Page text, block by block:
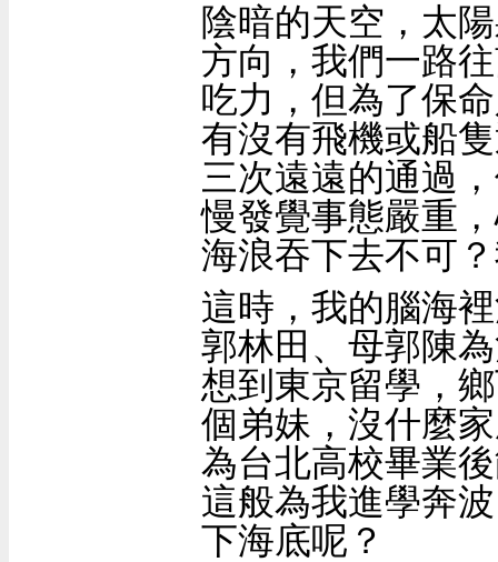
陰暗的天空，太
方向，我們一路
吃力，但為了保
有沒有飛機或船
三次遠遠的通過
慢發覺事態嚴重
海浪吞下去不可
這時，我的腦海
郭林田、母郭陳
想到東京留學，
個弟妹，沒什麼
為台北高校畢業
這般為我進學奔
下海底呢？